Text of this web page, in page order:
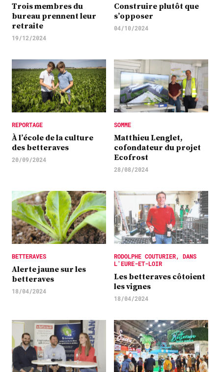
Trois membres du
bureau prennent leur
retraite
19/12/2024
Construire plutôt que
s’opposer
04/10/2024
REPORTAGE
À l’école de la culture
des betteraves
20/09/2024
SOMME
Matthieu Lenglet,
cofondateur du projet
Ecofrost
28/08/2024
BETTERAVES
Alerte jaune sur les
betteraves
18/04/2024
RODOLPHE COUTURIER, DANS
L'EURE-ET-LOIR
Les betteraves côtoient
les vignes
18/04/2024